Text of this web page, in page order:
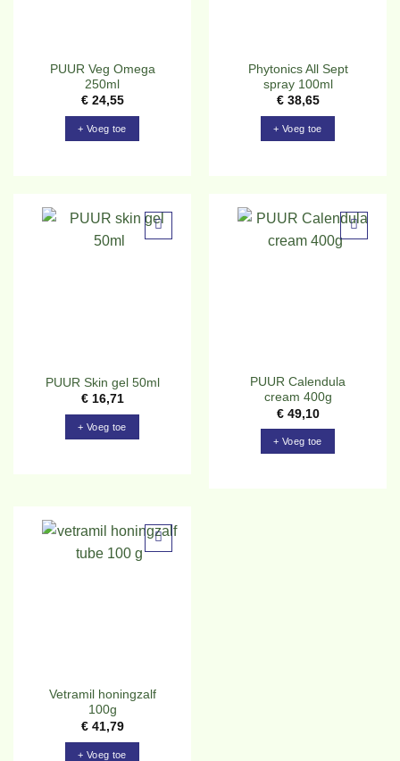
PUUR Veg Omega
250ml
€24,55
+ Voeg toe
Phytonics All Sept
spray 100ml
€38,65
+ Voeg toe
PUUR Skin gel 50ml
€16,71
+ Voeg toe
PUUR Calendula
cream 400g
€49,10
+ Voeg toe
Vetramil honingzalf
100g
€41,79
+ Voeg toe